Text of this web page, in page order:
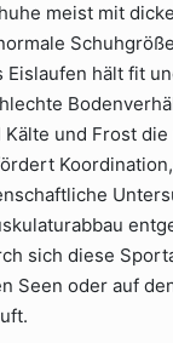
meist mit
Eislaufen hält fit
und Frost
sich diese
Seen oder auf